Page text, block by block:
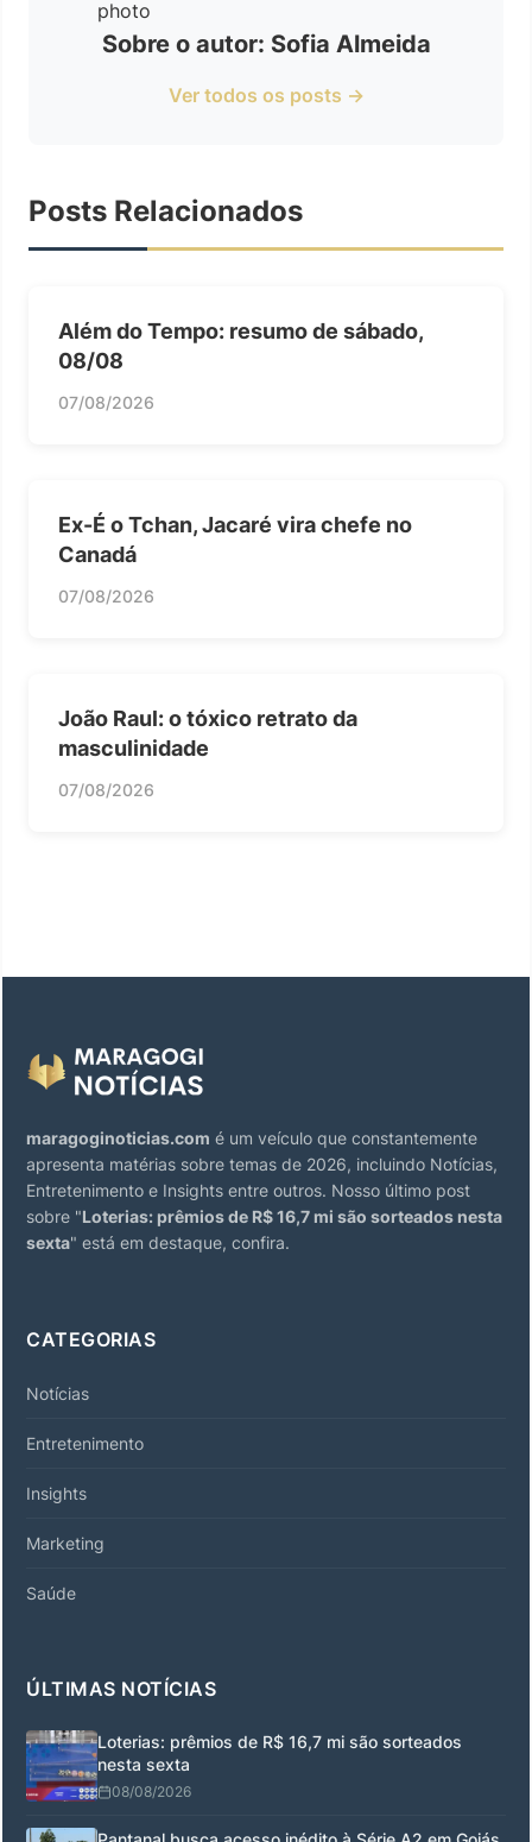
Sobre o autor: Sofia Almeida
Ver todos os posts →
Posts Relacionados
Além do Tempo: resumo de sábado,
08/08
07/08/2026
Ex-É o Tchan, Jacaré vira chefe no
Canadá
07/08/2026
João Raul: o tóxico retrato da
masculinidade
07/08/2026
maragoginoticias.com é um veículo que constantemente
apresenta matérias sobre temas de 2026, incluindo Notícias,
Entretenimento e Insights entre outros. Nosso último post
sobre "Loterias: prêmios de R$ 16,7 mi são sorteados nesta
sexta" está em destaque, confira.
CATEGORIAS
Notícias
Entretenimento
Insights
Marketing
Saúde
ÚLTIMAS NOTÍCIAS
Loterias: prêmios de R$ 16,7 mi são sorteados
nesta sexta
08/08/2026